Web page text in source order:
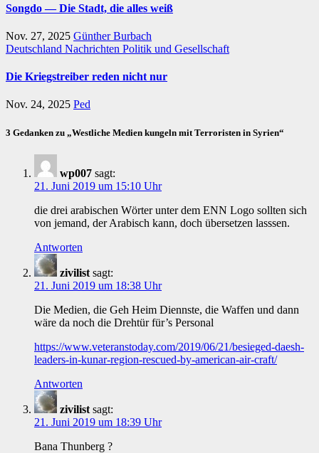
Songdo — Die Stadt, die alles weiß
Nov. 27, 2025 Günther Burbach
Deutschland Nachrichten Politik und Gesellschaft
Die Kriegstreiber reden nicht nur
Nov. 24, 2025 Ped
3 Gedanken zu „Westliche Medien kungeln mit Terroristen in Syrien“
wp007 sagt:
21. Juni 2019 um 15:10 Uhr
die drei arabischen Wörter unter dem ENN Logo sollten sich
von jemand, der Arabisch kann, doch übersetzen lasssen.
Antworten
zivilist sagt:
21. Juni 2019 um 18:38 Uhr
Die Medien, die Geh Heim Diennste, die Waffen und dann
wäre da noch die Drehtür für’s Personal
https://www.veteranstoday.com/2019/06/21/besieged-daesh-
leaders-in-kunar-region-rescued-by-american-air-craft/
Antworten
zivilist sagt:
21. Juni 2019 um 18:39 Uhr
Bana Thunberg ?